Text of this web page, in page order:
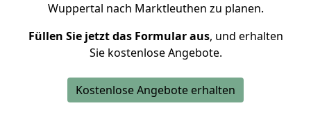
Wuppertal nach Marktleuthen zu planen.
Füllen Sie jetzt das Formular aus, und erhalten
Sie kostenlose Angebote.
Kostenlose Angebote erhalten